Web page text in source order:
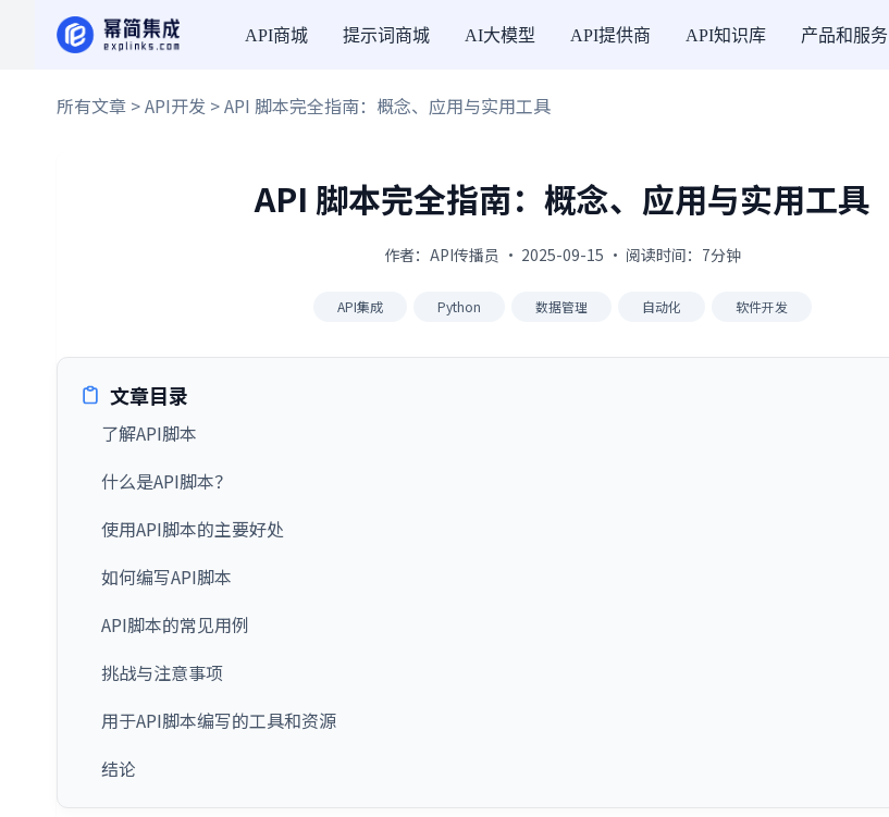
API商城 提示词商城 AI大模型 API提供商 API知识库 产品和服务
所有文章 >API开发 > API 脚本完全指南：概念、应用与实用工具
API 脚本完全指南：概念、应用与实用工具
作者：API传播员 · 2025-09-15 · 阅读时间：7分钟
API集成 Python 数据管理 自动化 软件开发
文章目录
了解API脚本
什么是API脚本？
使用API脚本的主要好处
如何编写API脚本
API脚本的常见用例
挑战与注意事项
用于API脚本编写的工具和资源
结论